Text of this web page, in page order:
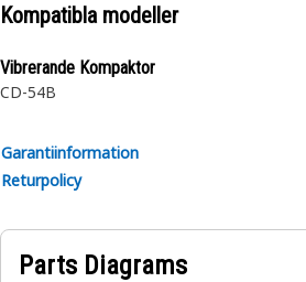
Kompatibla modeller
Vibrerande Kompaktor
CD-54B
Garantiinformation
Returpolicy
Parts Diagrams